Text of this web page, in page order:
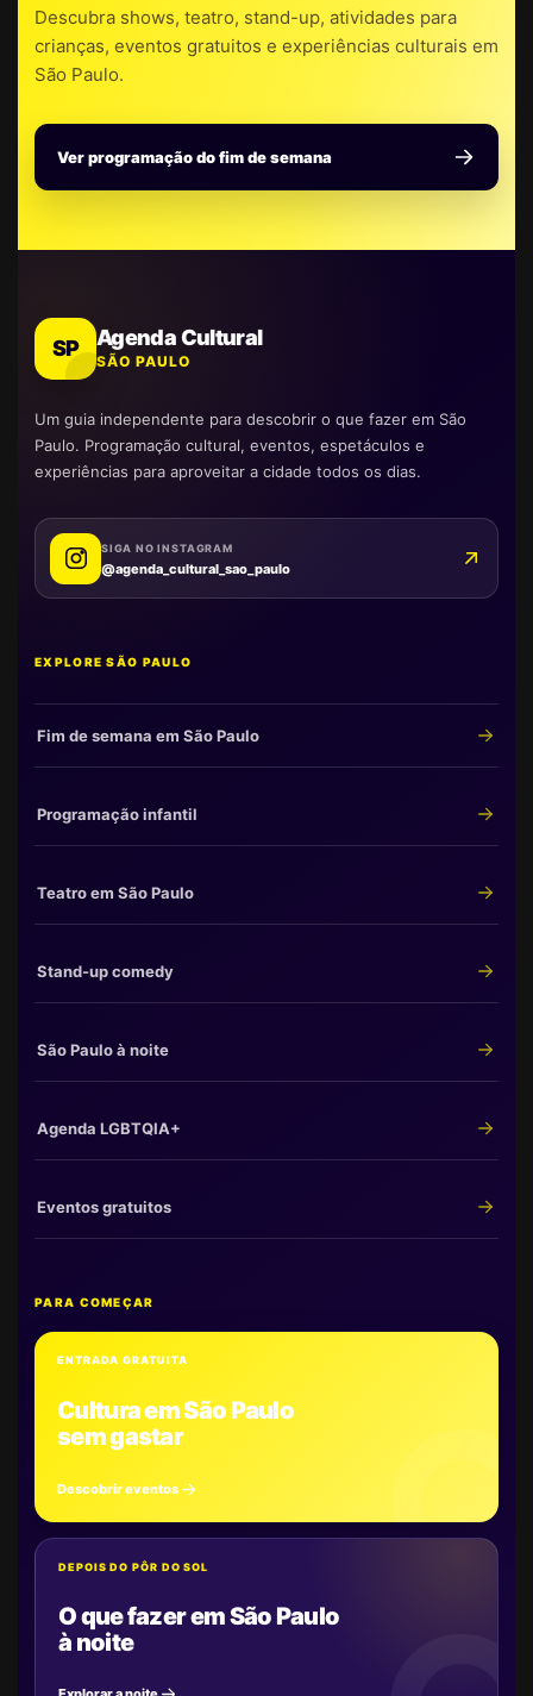
Descubra shows, teatro, stand-up, atividades para
crianças, eventos gratuitos e experiências culturais em
São Paulo.
Ver programação do fim de semana
SP Agenda Cultural
SÃO PAULO
Um guia independente para descobrir o que fazer em São
Paulo. Programação cultural, eventos, espetáculos e
experiências para aproveitar a cidade todos os dias.
SIGA NO INSTAGRAM
@agenda_cultural_sao_paulo
EXPLORE SÃO PAULO
Fim de semana em São Paulo
Programação infantil
Teatro em São Paulo
Stand-up comedy
São Paulo à noite
Agenda LGBTQIA+
Eventos gratuitos
PARA COMEÇAR
ENTRADA GRATUITA
Cultura em São Paulo
sem gastar
Descobrir eventos
DEPOIS DO PÔR DO SOL
O que fazer em São Paulo
à noite